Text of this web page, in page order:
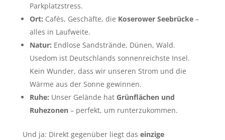
Parkplatzstress.
Ort: Cafés, Geschäfte, die Koserower Seebrücke–
alles in Laufweite.
Natur: Endlose Sandstrände, Dünen, Wald.
Usedom ist Deutschlands sonnenreichste Insel.
Kein Wunder, dass wir unseren Strom und die
Wärme aus der Sonne gewinnen.
Ruhe: Unser Gelände hat Grünflächen und
Ruhezonen– perfekt, um runterzukommen.
Und ja: Direkt gegenüber liegt das einzige